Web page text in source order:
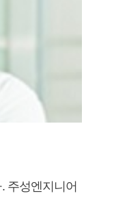
주성엔지니어